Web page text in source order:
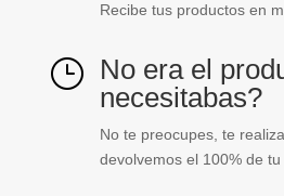
Recibe tus productos en
} No era el
necesitabas?
No te preocupes, te
devolvemos el 100% de tu